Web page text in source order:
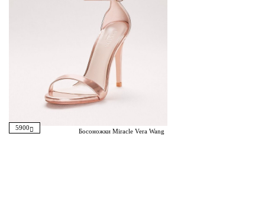
5900 Босоножки Miracle Vera Wang